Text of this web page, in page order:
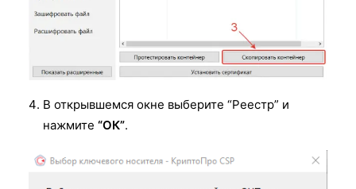
В открывшемся окне выберите “Реестр” и
нажмите “ОК”.